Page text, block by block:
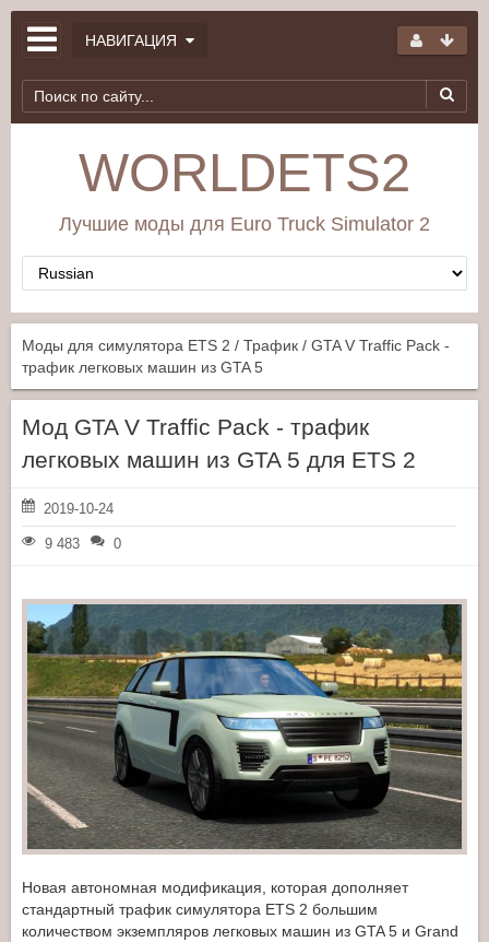
НАВИГАЦИЯ
WORLDETS2
Лучшие моды для Euro Truck Simulator 2
Моды для симулятора ETS 2 / Трафик / GTA V Traffic Pack -
трафик легковых машин из GTA 5
Мод GTA V Traffic Pack - трафик
легковых машин из GTA 5 для ETS 2
2019-10-24
9 483 0
Новая автономная модификация, которая дополняет
стандартный трафик симулятора ETS 2 большим
количеством экземпляров легковых машин из GTA 5 и Grand